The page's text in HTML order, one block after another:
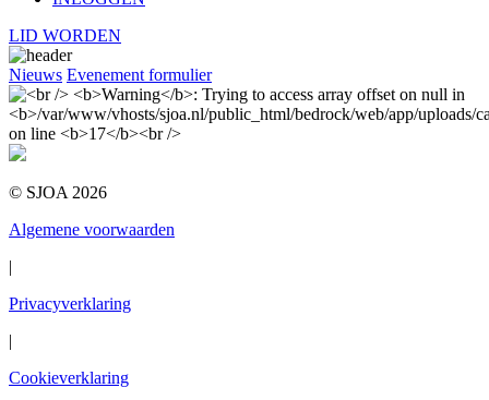
LID WORDEN
Nieuws Evenement formulier
© SJOA 2026
Algemene voorwaarden
|
Privacyverklaring
|
Cookieverklaring